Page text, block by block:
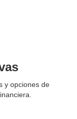
y opciones de